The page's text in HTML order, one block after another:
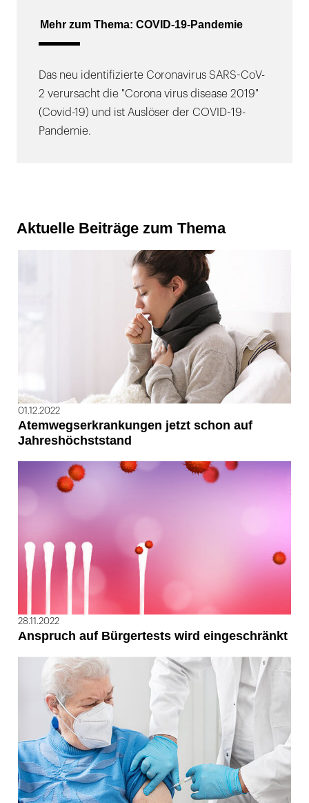
Mehr zum Thema: COVID-19-Pandemie
Das neu identifizierte Coronavirus SARS-CoV-
2 verursacht die "Corona virus disease 2019"
(Covid-19) und ist Auslöser der COVID-19-
Pandemie.
Aktuelle Beiträge zum Thema
01.12.2022
Atemwegserkrankungen jetzt schon auf
Jahreshöchststand
28.11.2022
Anspruch auf Bürgertests wird eingeschränkt